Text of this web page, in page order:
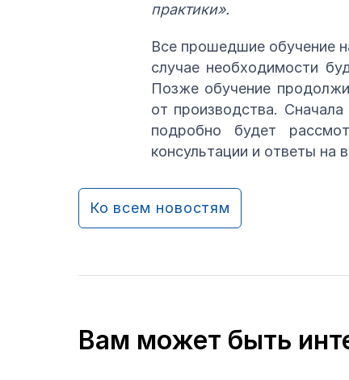
практики».
Все прошедшие обучение
случае необходимости
Позже обучение
от производства.
подробно будет
консультации и ответы на
Ко всем новостям
Вам может быть